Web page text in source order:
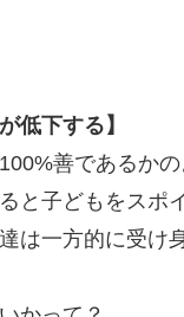
低下する】
善であるか
と子どもをスポ
は一方的に受け